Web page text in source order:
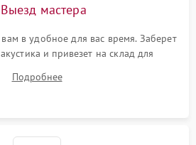
мастера
в удобное для вас время. Заберет
и привезет на склад для
Подробнее